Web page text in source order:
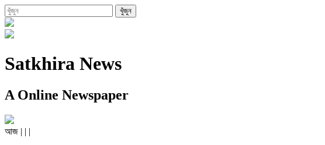
Satkhira News
A Online Newspaper
আজ | | |